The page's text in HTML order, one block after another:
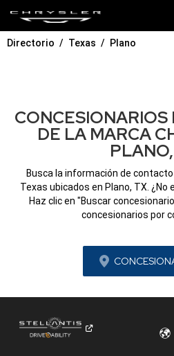
Directorio Texas Plano
CONCESIONARIOS
DE LA MARCA
Busca la información de
Texas ubicados en Plano, TX.
Haz clic en "Buscar
concesionarios por